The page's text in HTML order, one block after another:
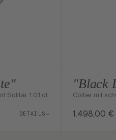
Solitär 1.01 ct.
DETAILS→
"Black
Collier mit
1.498,00 €